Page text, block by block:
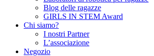
Blog delle ragazze
GIRLS IN STEM Award
Chi siamo?
I nostri Partner
L’associazione
Negozio